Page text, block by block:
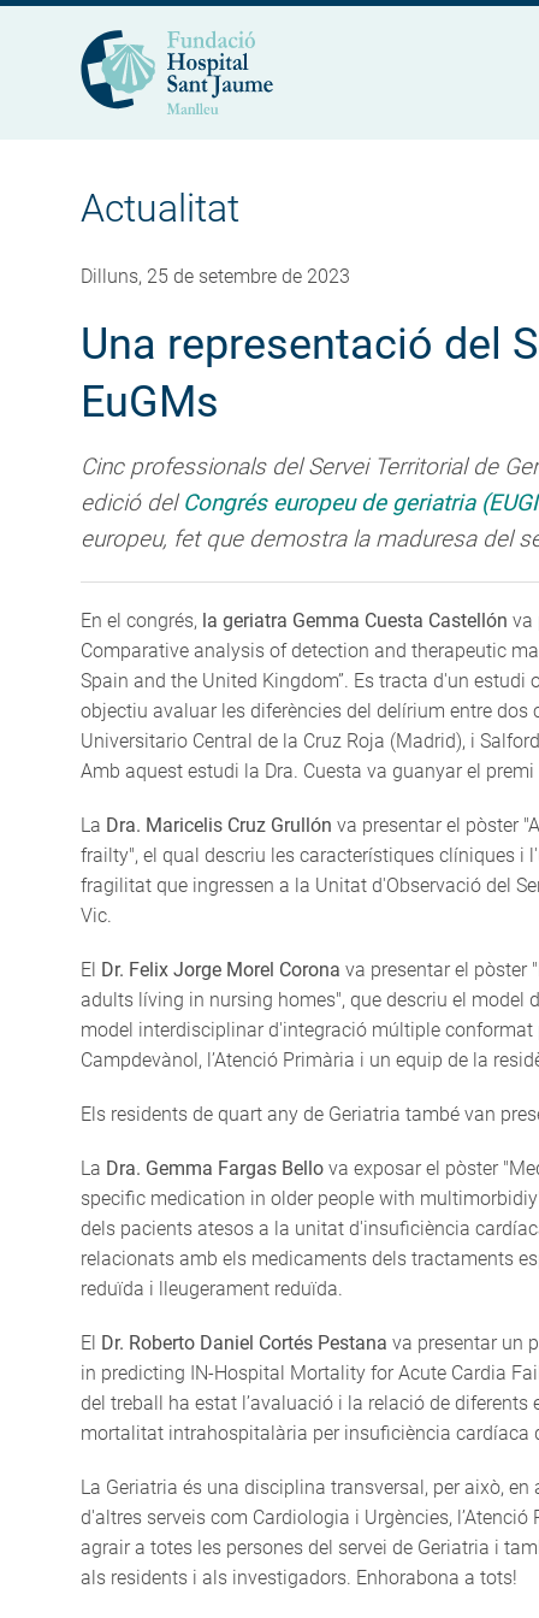
Actualitat
Dilluns, 25 de setembre de 2023
Una representació del
EuGMs
Cinc professionals del Servei Territorial de
edició del Congrés europeu de geriatria
europeu, fet que demostra la maduresa del
En el congrés, la geriatra Gemma Cuesta Castellón va
Comparative analysis of detection and therapeutic
Spain and the United Kingdom”. Es tracta d'un
objectiu avaluar les diferències del delírium entre
Universitario Central de la Cruz Roja (Madrid), i
Amb aquest estudi la Dra. Cuesta va guanyar el premi
La Dra. Maricelis Cruz Grullón va presentar el pòster
frailty", el qual descriu les característiques clíniques i
fragilitat que ingressen a la Unitat d'Observació del
Vic.
El Dr. Felix Jorge Morel Corona va presentar el pòster
adults líving in nursing homes", que descriu el model
model interdisciplinar d'integració múltiple conformat
Campdevànol, l’Atenció Primària i un equip de la
Els residents de quart any de Geriatria també van
La Dra. Gemma Fargas Bello va exposar el pòster
specific medication in older people with
dels pacients atesos a la unitat d'insuficiència
relacionats amb els medicaments dels tractaments
reduïda i lleugerament reduïda.
El Dr. Roberto Daniel Cortés Pestana va presentar un
in predicting IN-Hospital Mortality for Acute Cardia
del treball ha estat l’avaluació i la relació de
mortalitat intrahospitalària per insuficiència cardíaca
La Geriatria és una disciplina transversal, per això,
d'altres serveis com Cardiologia i Urgències,
agrair a totes les persones del servei de Geriatria i
als residents i als investigadors. Enhorabona a tots!